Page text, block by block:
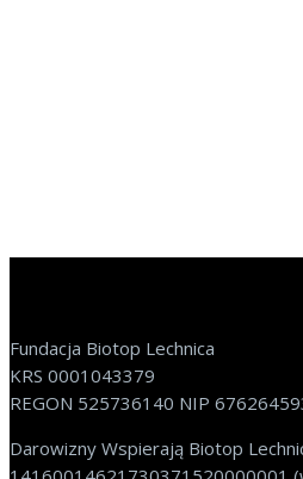
Fundacja Biotop Lechnica
KRS 0001043379
REGON 525736140 NIP
Darowizny Wspierają Biotop